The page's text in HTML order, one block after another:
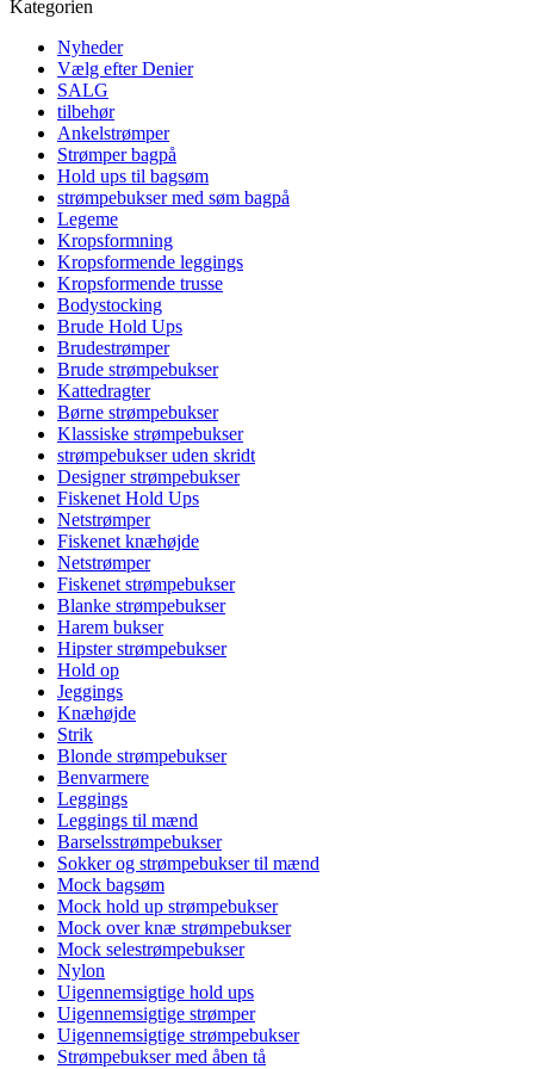
Kategorien
Nyheder
Vælg efter Denier
SALG
tilbehør
Ankelstrømper
Strømper bagpå
Hold ups til bagsøm
strømpebukser med søm bagpå
Legeme
Kropsformning
Kropsformende leggings
Kropsformende trusse
Bodystocking
Brude Hold Ups
Brudestrømper
Brude strømpebukser
Kattedragter
Børne strømpebukser
Klassiske strømpebukser
strømpebukser uden skridt
Designer strømpebukser
Fiskenet Hold Ups
Netstrømper
Fiskenet knæhøjde
Netstrømper
Fiskenet strømpebukser
Blanke strømpebukser
Harem bukser
Hipster strømpebukser
Hold op
Jeggings
Knæhøjde
Strik
Blonde strømpebukser
Benvarmere
Leggings
Leggings til mænd
Barselsstrømpebukser
Sokker og strømpebukser til mænd
Mock bagsøm
Mock hold up strømpebukser
Mock over knæ strømpebukser
Mock selestrømpebukser
Nylon
Uigennemsigtige hold ups
Uigennemsigtige strømper
Uigennemsigtige strømpebukser
Strømpebukser med åben tå